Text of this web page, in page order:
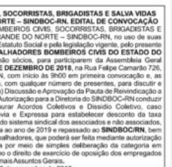
Geral
Extraordinária.